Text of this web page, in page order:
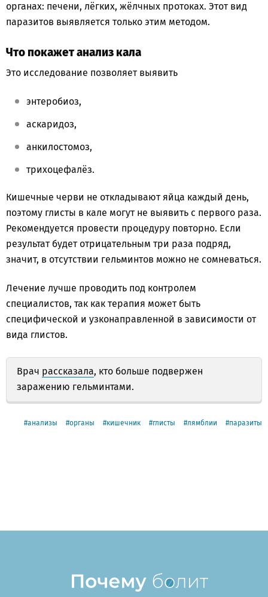
органах: печени, лёгких, жёлчных протоках. Этот вид
паразитов выявляется только этим методом.
Что покажет анализ кала
Это исследование позволяет выявить
энтеробиоз,
аскаридоз,
анкилостомоз,
трихоцефалёз.
Кишечные черви не откладывают яйца каждый день,
поэтому глисты в кале могут не выявить с первого раза.
Рекомендуется провести процедуру повторно. Если
результат будет отрицательным три раза подряд,
значит, в отсутствии гельминтов можно не сомневаться.
Лечение лучше проводить под контролем
специалистов, так как терапия может быть
специфической и узконаправленной в зависимости от
вида глистов.
Врач рассказала, кто больше подвержен
заражению гельминтами.
анализы органы кишечник глисты лямблии паразиты